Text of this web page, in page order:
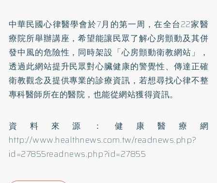
中華民國心律醫學會於7月的第一周，在全台22家醫
療院所舉辦講座，希望能讓民眾了解心房顫動及其併
發中風的危險性，同時架設「心房顫動衛教網站」，
透過此網站提升民眾對心臟健康的警覺性、傳達正確
衛教觀念及提供專業的診療資訊，若想尋找心律不整
專科醫師所在的醫院，也能從網站獲得資訊。
資料來源：健康醫療網
http://www.healthnews.com.tw/readnews.php?
id=27855readnews.php?id=27855